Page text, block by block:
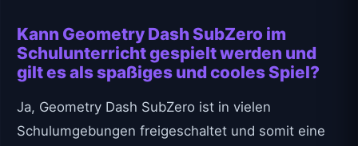
Kann Geometry Dash SubZero im
Schulunterricht gespielt werden und
gilt es als spaßiges und cooles Spiel?
Ja, Geometry Dash SubZero ist in vielen
Schulumgebungen freigeschaltet und somit eine